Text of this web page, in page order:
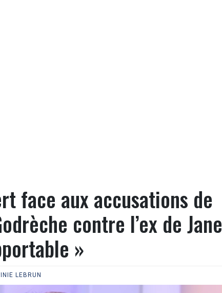
face aux accusations de
contre l’ex de Jane
»
LEBRUN